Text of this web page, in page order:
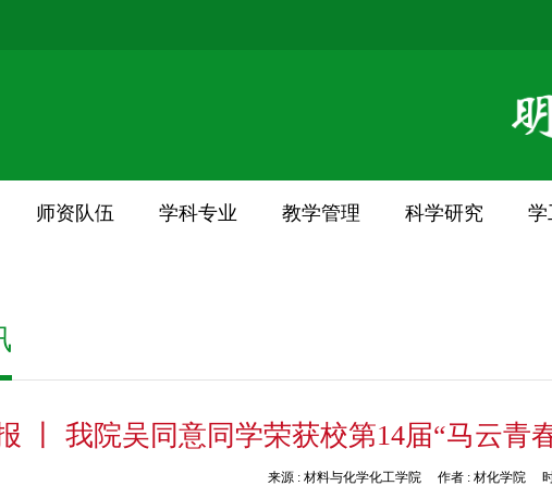
师资队伍 学科专业 教学管理 科学研究 学
丨 我院吴同意同学荣获校第14届“马云青
来源 : 材料与化学化工学院作者 : 材化学院时